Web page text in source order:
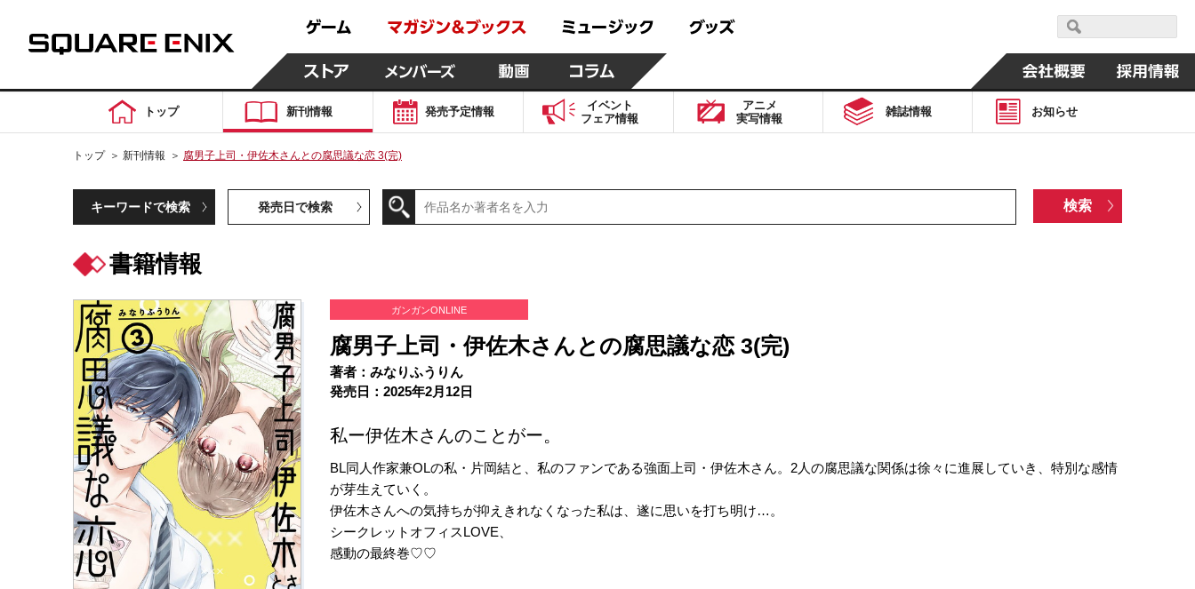
トップ 新刊情報 発売予定情報
イベント
フェア情報
アニメ
実写情報
雑誌情報 お知らせ
トップ ＞ 新刊情報 ＞ 腐男子上司・伊佐木さんとの腐思議な恋 3(完)
キーワードで検索 発売日で検索
書籍情報
ガンガンONLINE
腐男子上司・伊佐木さんとの腐思議な恋 3(完)
著者：みなりふうりん
発売日：2025年2月12日
私ー伊佐木さんのことがー。
BL同人作家兼OLの私・片岡結と、私のファンである強面上司・伊佐木さん。2人の腐思議な関係は徐々に進展していき、特別な感情
が芽生えていく。
伊佐木さんへの気持ちが抑えきれなくなった私は、遂に思いを打ち明け…。
シークレットオフィスLOVE、
感動の最終巻♡♡